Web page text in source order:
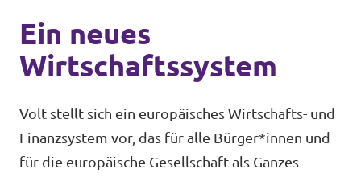
Volt in deinem Bundesland
Volt Deutschland Merchandise Shop
Programm
Menschen
Ein neues
Wirtschaftssystem
Volt stellt sich ein europäisches Wirtschafts- und
Finanzsystem vor, das für alle Bürger*innen und
für die europäische Gesellschaft als Ganzes